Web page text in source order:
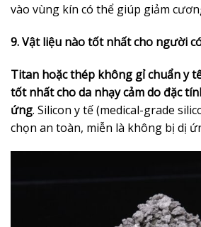
vào vùng kín có thể giúp giảm
9. Vật liệu nào tốt nhất cho người
Titan hoặc thép không gỉ chuẩn y
tốt nhất cho da nhạy cảm do đặc
ứng. Silicon y tế (medical-grade
chọn an toàn, miễn là không bị dị